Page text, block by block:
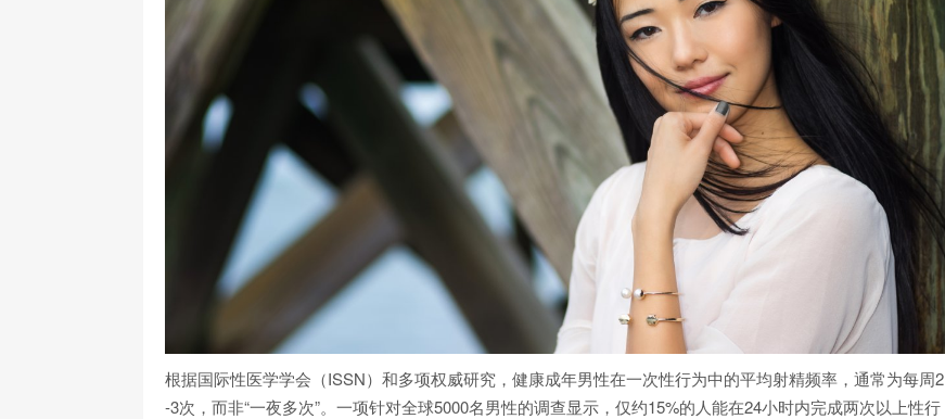
根据国际性医学学会（ISSN）和多项权威研究，健康成年男性在一次性行为中的平均射精频率，通常为每周2
-3次，而非“一夜多次”。一项针对全球5000名男性的调查显示，仅约15%的人能在24小时内完成两次以上性行